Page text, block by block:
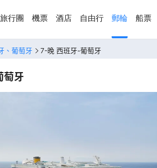
旅行團 機票 酒店 自由行 郵輪 船票
、葡萄牙 7-晚 西班牙-葡萄牙
萄牙